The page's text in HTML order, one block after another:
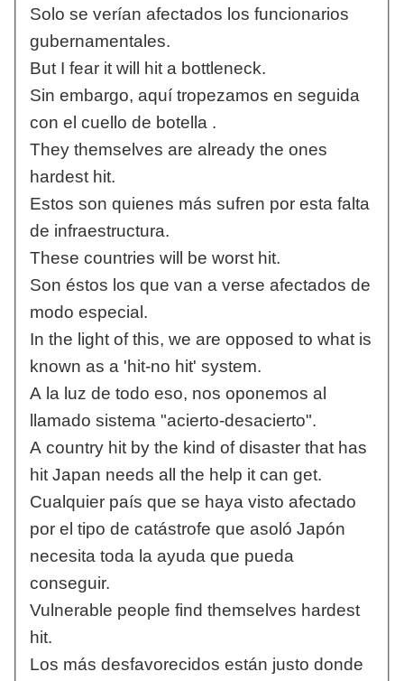
Solo se verían afectados los funcionarios
gubernamentales.
But I fear it will hit a bottleneck.
Sin embargo, aquí tropezamos en seguida
con el cuello de botella .
They themselves are already the ones
hardest hit.
Estos son quienes más sufren por esta falta
de infraestructura.
These countries will be worst hit.
Son éstos los que van a verse afectados de
modo especial.
In the light of this, we are opposed to what is
known as a 'hit-no hit' system.
A la luz de todo eso, nos oponemos al
llamado sistema "acierto-desacierto".
A country hit by the kind of disaster that has
hit Japan needs all the help it can get.
Cualquier país que se haya visto afectado
por el tipo de catástrofe que asoló Japón
necesita toda la ayuda que pueda
conseguir.
Vulnerable people find themselves hardest
hit.
Los más desfavorecidos están justo donde